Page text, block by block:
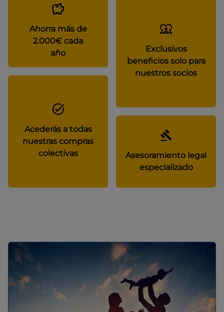
Ahorra más de
2.000€ cada
año
Exclusivos
beneficios solo para
nuestros socios
Acederás a todas
nuestras compras
colectivas
Asesoramiento legal
especializado